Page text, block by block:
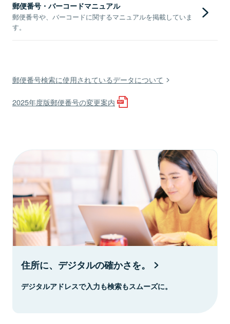
郵便番号・バーコードマニュアル
郵便番号や、バーコードに関するマニュアルを掲載していま
す。
郵便番号検索に使用されているデータについて
2025年度版郵便番号の変更案内
住所に、デジタルの確かさを。
デジタルアドレスで入力も検索もスムーズに。